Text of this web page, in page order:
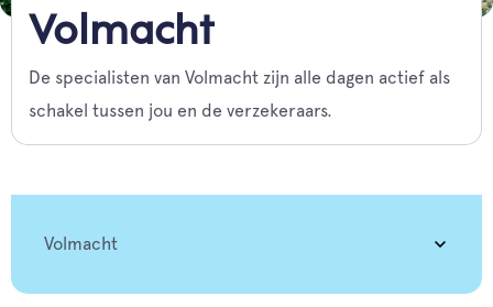
Volmacht
De specialisten van Volmacht zijn alle dagen actief als
schakel tussen jou en de verzekeraars.
Volmacht